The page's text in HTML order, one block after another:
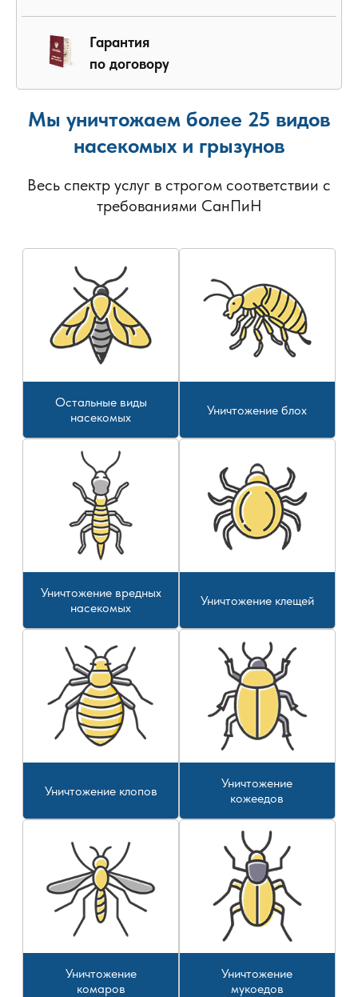
Гарантия
по договору
Мы уничтожаем более 25 видов
насекомых и грызунов
Весь спектр услуг в строгом соответствии с
требованиями СанПиН
Остальные виды
насекомых
Уничтожение блох
Уничтожение вредных
насекомых
Уничтожение клещей
Уничтожение клопов
Уничтожение
кожеедов
Уничтожение
комаров
Уничтожение
мукоедов